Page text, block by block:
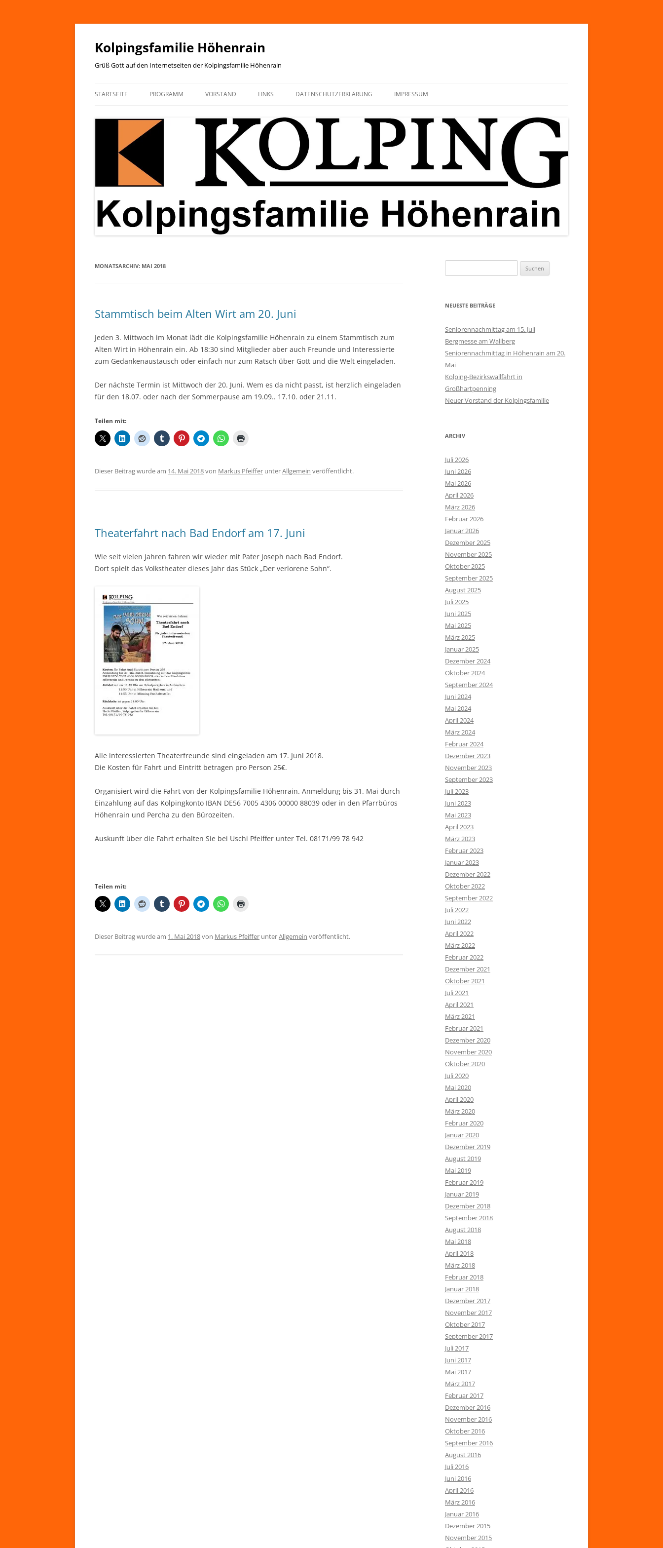
Zum
springen
Kolpingsfamilie Höhenrain
Grüß Gott auf den Internetseiten der Kolpingsfamilie Höhenrain
STARTSEITE PROGRAMM VORSTAND LINKS DATENSCHUTZERKLÄRUNG IMPRESSUM
MONATSARCHIV: MAI 2018
Stammtisch beim Alten Wirt am 20. Juni
Jeden 3. Mittwoch im Monat lädt die Kolpingsfamilie Höhenrain zu einem Stammtisch zum
Alten Wirt in Höhenrain ein. Ab 18:30 sind Mitglieder aber auch Freunde und Interessierte
zum Gedankenaustausch oder einfach nur zum Ratsch über Gott und die Welt eingeladen.
Der nächste Termin ist Mittwoch der 20. Juni. Wem es da nicht passt, ist herzlich eingeladen
für den 18.07. oder nach der Sommerpause am 19.09.. 17.10. oder 21.11.
Teilen mit:
Dieser Beitrag wurde am 14. Mai 2018von Markus Pfeiffer unterAllgemein veröffentlicht.
Theaterfahrt nach Bad Endorf am 17. Juni
Wie seit vielen Jahren fahren wir wieder mit Pater Joseph nach Bad Endorf.
Dort spielt das Volkstheater dieses Jahr das Stück „Der verlorene Sohn“.
Alle interessierten Theaterfreunde sind eingeladen am 17. Juni 2018.
Die Kosten für Fahrt und Eintritt betragen pro Person 25€.
Organisiert wird die Fahrt von der Kolpingsfamilie Höhenrain. Anmeldung bis 31. Mai durch
Einzahlung auf das Kolpingkonto IBAN DE56 7005 4306 00000 88039 oder in den Pfarrbüros
Höhenrain und Percha zu den Bürozeiten.
Auskunft über die Fahrt erhalten Sie bei Uschi Pfeiffer unter Tel. 08171/99 78 942
Teilen mit:
Dieser Beitrag wurde am 1. Mai 2018von Markus Pfeiffer unterAllgemein veröffentlicht.
nach:
NEUESTE BEITRÄGE
Seniorennachmittag am 15. Juli
Bergmesse am Wallberg
Seniorennachmittag in Höhenrain am 20.
Mai
Kolping-Bezirkswallfahrt in
Großhartpenning
Neuer Vorstand der Kolpingsfamilie
ARCHIV
Juli 2026
Juni 2026
Mai 2026
April 2026
März 2026
Februar 2026
Januar 2026
Dezember 2025
November 2025
Oktober 2025
September 2025
August 2025
Juli 2025
Juni 2025
Mai 2025
März 2025
Januar 2025
Dezember 2024
Oktober 2024
September 2024
Juni 2024
Mai 2024
April 2024
März 2024
Februar 2024
Dezember 2023
November 2023
September 2023
Juli 2023
Juni 2023
Mai 2023
April 2023
März 2023
Februar 2023
Januar 2023
Dezember 2022
Oktober 2022
September 2022
Juli 2022
Juni 2022
April 2022
März 2022
Februar 2022
Dezember 2021
Oktober 2021
Juli 2021
April 2021
März 2021
Februar 2021
Dezember 2020
November 2020
Oktober 2020
Juli 2020
Mai 2020
April 2020
März 2020
Februar 2020
Januar 2020
Dezember 2019
August 2019
Mai 2019
Februar 2019
Januar 2019
Dezember 2018
September 2018
August 2018
Mai 2018
April 2018
März 2018
Februar 2018
Januar 2018
Dezember 2017
November 2017
Oktober 2017
September 2017
Juli 2017
Juni 2017
Mai 2017
März 2017
Februar 2017
Dezember 2016
November 2016
Oktober 2016
September 2016
August 2016
Juli 2016
Juni 2016
April 2016
März 2016
Januar 2016
Dezember 2015
November 2015